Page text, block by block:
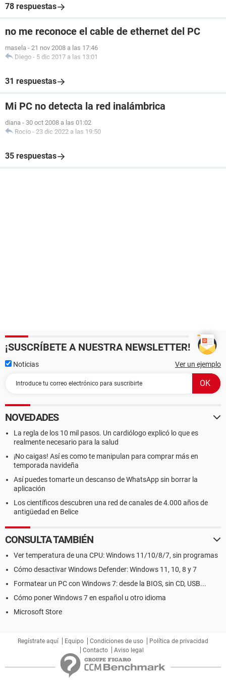
78 respuestas
no me reconoce el cable de ethernet del PC
masela - 21 nov 2008 a las 17:46
Diego - 5 dic 2017 a las 13:01
31 respuestas
Mi PC no detecta la red inalámbrica
diana - 30 oct 2008 a las 01:02
Rocio - 23 dic 2022 a las 19:50
35 respuestas
¡SUSCRÍBETE A NUESTRA NEWSLETTER!
Noticias Ver un ejemplo
NOVEDADES
La regla de los 10 mil pasos. Un cardiólogo explicó lo que es
realmente necesario para la salud
¡No caigas! Así es como te manipulan para comprar más en
temporada navideña
Así puedes tomarte un descanso de WhatsApp sin borrar la
aplicación
Los científicos descubren una red de canales de 4.000 años de
antigüedad en Belice
CONSULTA TAMBIÉN
Ver temperatura de una CPU: Windows 11/10/8/7, sin programas
Cómo desactivar Windows Defender: Windows 11, 10, 8 y 7
Formatear un PC con Windows 7: desde la BIOS, sin CD, USB...
Cómo poner Windows 7 en español u otro idioma
Microsoft Store
Regístrate aquí Equipo Condiciones de uso
Política de privacidad
Contacto
Aviso legal